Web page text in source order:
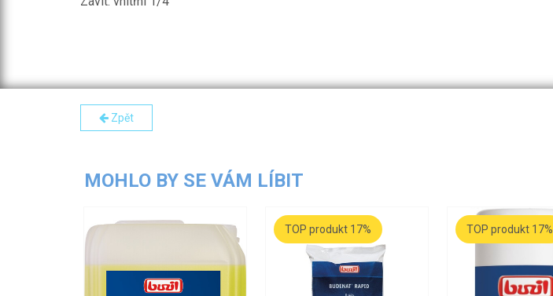
Zpět
MOHLO BY SE VÁM LÍBIT
TOP produkt 17% TOP produkt 17%